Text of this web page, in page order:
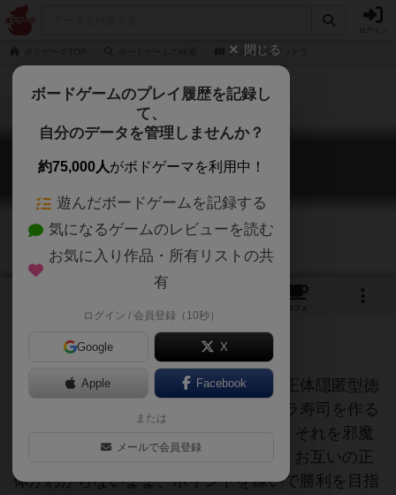
いきあたりバッテラ
いきあたりバッテラ
Ikiatari battera
カフェ
箱にも書いてありますように、超高速正体隠匿型徳
島御当地寿司作りゲームです。バッテラ寿司を作る
とポイントになる「職人(おやじ)」と、それを邪魔
する「邪魔者(よそもの)」に分かれて、お互いの正
体がわからないまま、ポイントを稼いで勝利を目指
閉じる
ボードゲームのプレイ履歴を記録し
て、
自分のデータを管理しませんか？
約75,000人がボドゲーマを利用中！
遊んだボードゲームを記録する
気になるゲームのレビューを読む
お気に入り作品・所有リストの共
有
ログイン / 会員登録（10秒）
Google X
Apple Facebook
または
メールで会員登録